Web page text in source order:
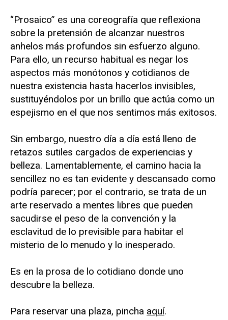
“Prosaico” es una coreografía que reflexiona
sobre la pretensión de alcanzar nuestros
anhelos más profundos sin esfuerzo alguno.
Para ello, un recurso habitual es negar los
aspectos más monótonos y cotidianos de
nuestra existencia hasta hacerlos invisibles,
sustituyéndolos por un brillo que actúa como un
espejismo en el que nos sentimos más exitosos.
Sin embargo, nuestro día a día está lleno de
retazos sutiles cargados de experiencias y
belleza. Lamentablemente, el camino hacia la
sencillez no es tan evidente y descansado como
podría parecer; por el contrario, se trata de un
arte reservado a mentes libres que pueden
sacudirse el peso de la convención y la
esclavitud de lo previsible para habitar el
misterio de lo menudo y lo inesperado.
Es en la prosa de lo cotidiano donde uno
descubre la belleza.
Para reservar una plaza, pincha aquí.